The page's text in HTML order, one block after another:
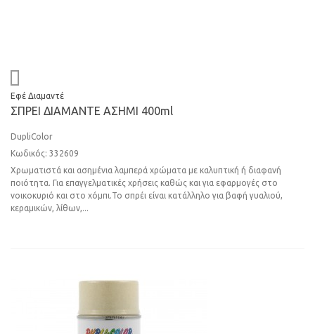
Εφέ Διαμαντέ
ΣΠPEI ΔIAMANTE ΑΣΗΜΙ 400ml
DupliColor
Κωδικός: 332609
Χρωματιστά και ασημένια λαμπερά χρώματα με καλυπτική ή διαφανή
ποιότητα. Για επαγγελματικές χρήσεις καθώς και για εφαρμογές στο
νοικοκυριό και στο χόμπι.Το σπρέι είναι κατάλληλο για βαφή γυαλιού,
κεραμικών, λίθων,...